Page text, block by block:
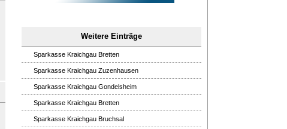
Weitere Einträge
Sparkasse Kraichgau Bretten
Sparkasse Kraichgau Zuzenhausen
Sparkasse Kraichgau Gondelsheim
Sparkasse Kraichgau Bretten
Sparkasse Kraichgau Bruchsal